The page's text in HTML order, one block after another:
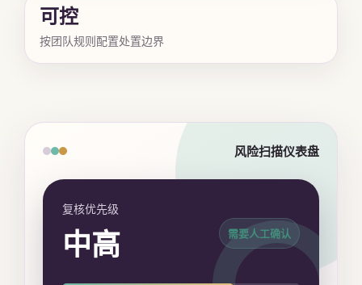
可控
按团队规则配置处置边界
风险扫描仪表盘
复核优先级
中高 需要人工确认